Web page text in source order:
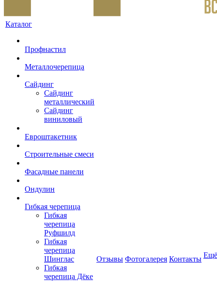
Каталог
Профнастил
Металлочерепица
Сайдинг
Сайдинг
металлический
Сайдинг
виниловый
Евроштакетник
Строительные смеси
Фасадные панели
Ондулин
Гибкая черепица
Гибкая
черепица
Руфшилд
Гибкая
черепица
Шинглас
Гибкая
черепица Дёке
Отзывы Фотогалерея Контакты Ещё